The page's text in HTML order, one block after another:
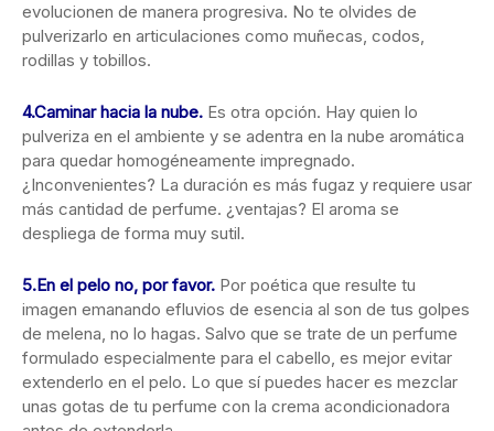
evolucionen de manera progresiva. No te olvides de
pulverizarlo en articulaciones como muñecas, codos,
rodillas y tobillos.
4.Caminar hacia la nube. Es otra opción. Hay quien lo
pulveriza en el ambiente y se adentra en la nube aromática
para quedar homogéneamente impregnado.
¿Inconvenientes? La duración es más fugaz y requiere usar
más cantidad de perfume. ¿ventajas? El aroma se
despliega de forma muy sutil.
5.En el pelo no, por favor. Por poética que resulte tu
imagen emanando efluvios de esencia al son de tus golpes
de melena, no lo hagas. Salvo que se trate de un perfume
formulado especialmente para el cabello, es mejor evitar
extenderlo en el pelo. Lo que sí puedes hacer es mezclar
unas gotas de tu perfume con la crema acondicionadora